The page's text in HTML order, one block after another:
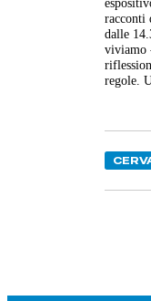
racconti
dalle
viviamo
regole.